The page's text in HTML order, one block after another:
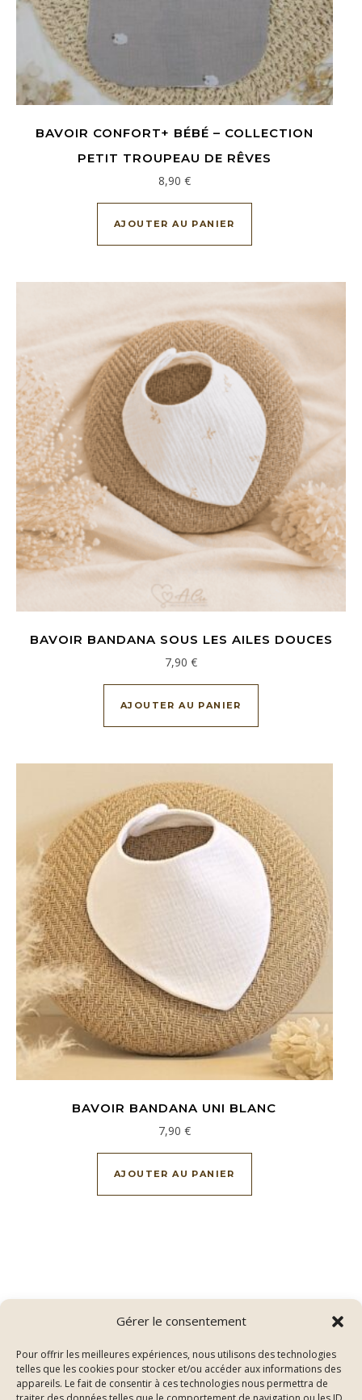
Gérer le consentement
Pour offrir les meilleures expériences, nous utilisons des technologies
telles que les cookies pour stocker et/ou accéder aux informations des
appareils. Le fait de consentir à ces technologies nous permettra de
BAVOIR CONFORT+ BÉBÉ – COLLECTION
PETIT TROUPEAU DE RÊVES
8,90 €
AJOUTER AU PANIER
BAVOIR BANDANA SOUS LES AILES DOUCES
7,90 €
AJOUTER AU PANIER
BAVOIR BANDANA UNI BLANC
7,90 €
AJOUTER AU PANIER